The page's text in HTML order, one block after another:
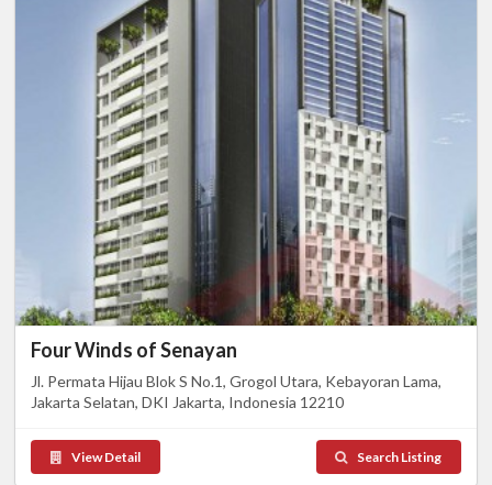
Four Winds of Senayan
Jl. Permata Hijau Blok S No.1, Grogol Utara, Kebayoran Lama,
Jakarta Selatan, DKI Jakarta, Indonesia 12210
View Detail Search Listing